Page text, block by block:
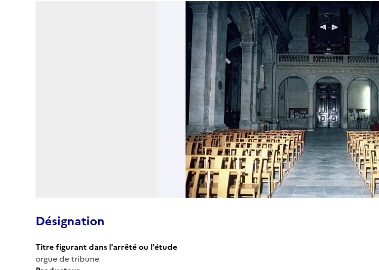
Désignation
Titre figurant dans l'arrêté ou l'étude
orgue de tribune